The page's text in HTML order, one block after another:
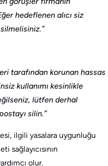
hedeflenen alıcı siz
tarafından korunan hassas
kullanımı kesinlikle
lütfen derhal
silin.”
ilgili yasalara uygunluğu
sağlayıcısının
olur.